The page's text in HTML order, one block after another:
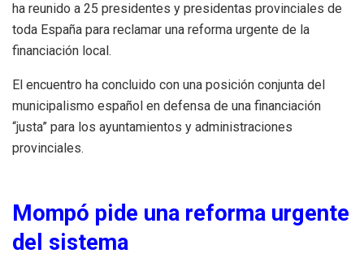
ha reunido a 25 presidentes y presidentas provinciales de
toda España para reclamar una reforma urgente de la
financiación local.
El encuentro ha concluido con una posición conjunta del
municipalismo español en defensa de una financiación
“justa” para los ayuntamientos y administraciones
provinciales.
Mompó pide una reforma urgente
del sistema